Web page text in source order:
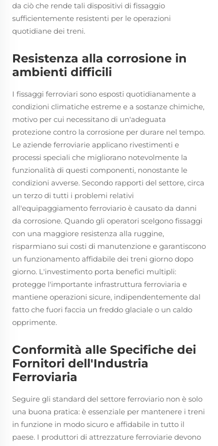
da ciò che rende tali dispositivi di fissaggio
sufficientemente resistenti per le operazioni
quotidiane dei treni.
Resistenza alla corrosione in
ambienti difficili
I fissaggi ferroviari sono esposti quotidianamente a
condizioni climatiche estreme e a sostanze chimiche,
motivo per cui necessitano di un'adeguata
protezione contro la corrosione per durare nel tempo.
Le aziende ferroviarie applicano rivestimenti e
processi speciali che migliorano notevolmente la
funzionalità di questi componenti, nonostante le
condizioni avverse. Secondo rapporti del settore, circa
un terzo di tutti i problemi relativi
all'equipaggiamento ferroviario è causato da danni
da corrosione. Quando gli operatori scelgono fissaggi
con una maggiore resistenza alla ruggine,
risparmiano sui costi di manutenzione e garantiscono
un funzionamento affidabile dei treni giorno dopo
giorno. L'investimento porta benefici multipli:
protegge l'importante infrastruttura ferroviaria e
mantiene operazioni sicure, indipendentemente dal
fatto che fuori faccia un freddo glaciale o un caldo
opprimente.
Conformità alle Specifiche dei
Fornitori dell'Industria
Ferroviaria
Seguire gli standard del settore ferroviario non è solo
una buona pratica: è essenziale per mantenere i treni
in funzione in modo sicuro e affidabile in tutto il
paese. I produttori di attrezzature ferroviarie devono